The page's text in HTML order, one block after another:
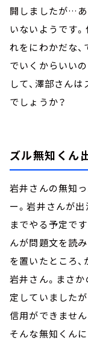
開しましたが…
いないようです
れをにわかだな
でいくからいい
して、澤部さん
でしょうか？
ズル無知くん
岩井さんの無知
ー。岩井さんが
までやる予定で
んが問題文を読
を置いたところ
岩井さん。まさ
定していました
信用ができませ
そんな無知くん